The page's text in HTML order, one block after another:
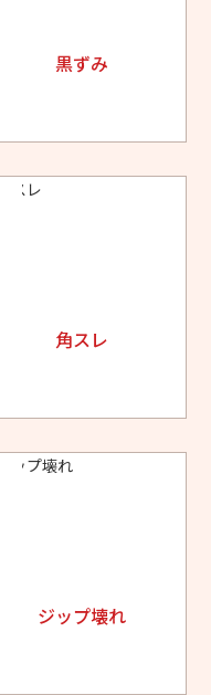
黒ずみ
角スレ
ジップ壊れ